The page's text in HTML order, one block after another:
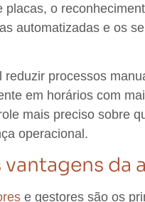
placas, o
automatizadas e os
reduzir processos
em horários com
mais preciso sobre
operacional.
vantagens da
e gestores são os